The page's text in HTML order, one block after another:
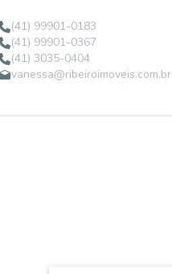
(41) 99901-0183
(41) 99901-0367
(41) 3035-0404
vanessa@ribeiroimoveis.com.br